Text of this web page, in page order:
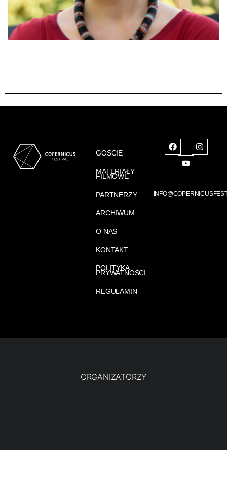
GOŚCIE
MATERIAŁY
FILMOWE
PARTNERZY
ARCHIWUM
O NAS
KONTAKT
POLITYKA
PRYWATNOŚCI
REGULAMIN
ORGANIZATORZY